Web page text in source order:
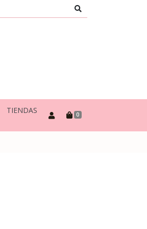
TIENDAS 0